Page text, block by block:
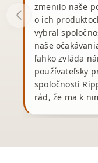
zmenilo naše
o ich
vybral
naše
ľahko zvláda
používateľsky
spoločnosti
rád, že ma k